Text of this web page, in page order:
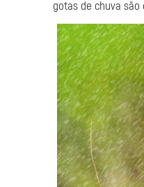
gotas de chuva